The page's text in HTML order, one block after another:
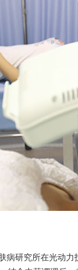
病研究所在光动力